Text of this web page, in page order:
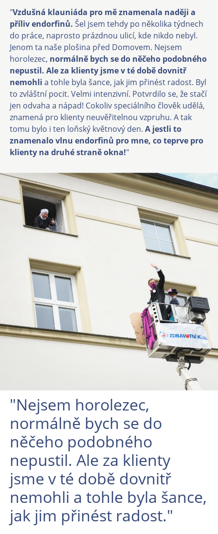
"Vzdušná klauniáda pro mě znamenala naději a
příliv endorfinů. Šel jsem tehdy po několika týdnech
do práce, naprosto prázdnou ulicí, kde nikdo nebyl.
Jenom ta naše plošina před Domovem. Nejsem
horolezec, normálně bych se do něčeho podobného
nepustil. Ale za klienty jsme v té době dovnitř
nemohli a tohle byla šance, jak jim přinést radost. Byl
to zvláštní pocit. Velmi intenzivní. Potvrdilo se, že stačí
jen odvaha a nápad! Cokoliv speciálního člověk udělá,
znamená pro klienty neuvěřitelnou vzpruhu. A tak
tomu bylo i ten loňský květnový den. A jestli to
znamenalo vlnu endorfinů pro mne, co teprve pro
klienty na druhé straně okna!"
"Nejsem horolezec,
normálně bych se do
něčeho podobného
nepustil. Ale za klienty
jsme v té době dovnitř
nemohli a tohle byla šance,
jak jim přinést radost."